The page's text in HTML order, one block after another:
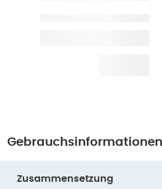
Gebrauchsinformationen
Zusammensetzung